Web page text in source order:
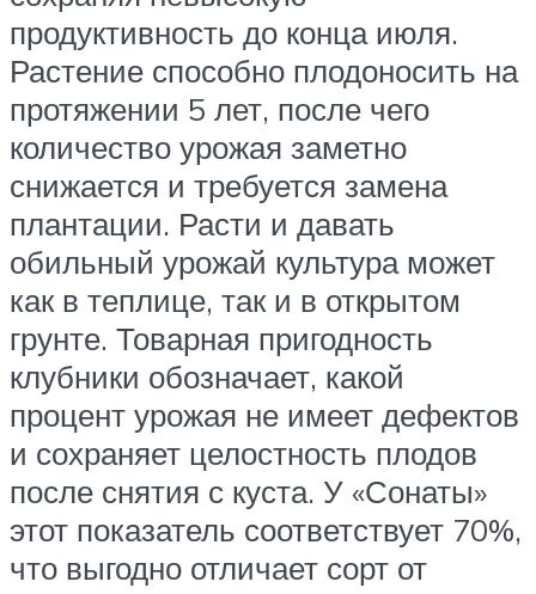
продуктивность до конца июля.
Растение способно плодоносить на
протяжении 5 лет, после чего
количество урожая заметно
снижается и требуется замена
плантации. Расти и давать
обильный урожай культура может
как в теплице, так и в открытом
грунте. Товарная пригодность
клубники обозначает, какой
процент урожая не имеет дефектов
и сохраняет целостность плодов
после снятия с куста. У «Сонаты»
этот показатель соответствует 70%,
что выгодно отличает сорт от